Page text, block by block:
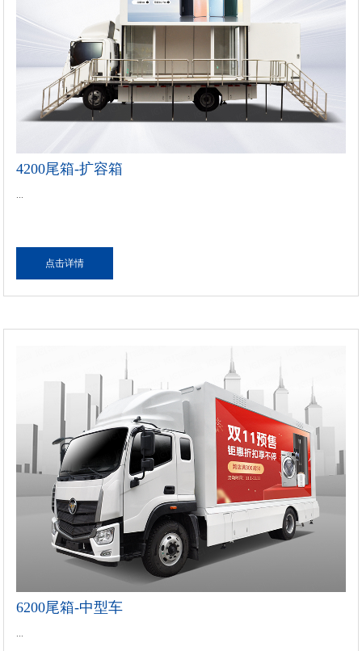
4200尾箱-扩容箱
点击详情
6200尾箱-中型车